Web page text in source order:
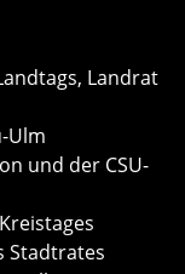
Landrat
Ulm
und der CSU-
Stadtrates